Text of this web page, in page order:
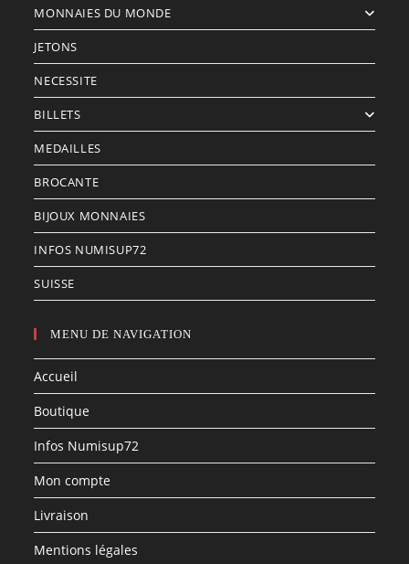
MONNAIES DU MONDE
JETONS
NECESSITE
BILLETS
MEDAILLES
BROCANTE
BIJOUX MONNAIES
INFOS NUMISUP72
SUISSE
MENU DE NAVIGATION
Accueil
Boutique
Infos Numisup72
Mon compte
Livraison
Mentions légales